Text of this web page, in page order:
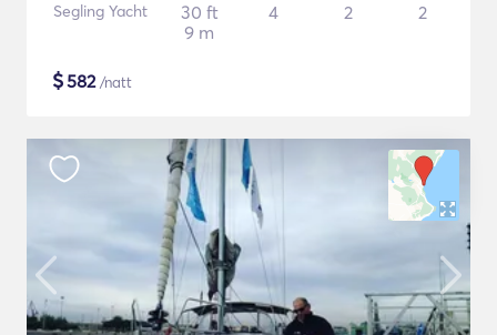
Segling Yacht
30 ft
9 m
4 2 2
$582/natt